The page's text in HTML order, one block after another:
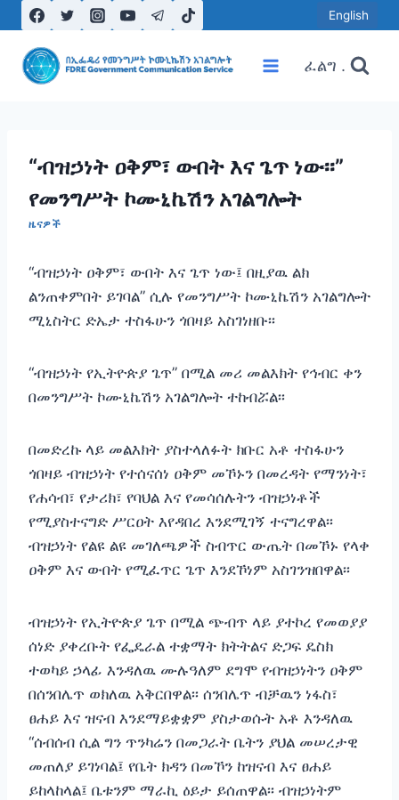
to
content
English
ፈልግ .
“ብዝኃነት ዐቅም፣ ውበት እና ጌጥ ነው፡፡”
የመንግሥት ኮሙኒኬሽን አገልግሎት
ዜናዎች
“ብዝኃነት ዐቅም፣ ውበት እና ጌጥ ነው፤ በዚያዉ ልክ
ልንጠቀምበት ይገባል” ሲሉ የመንግሥት ኮሙኒኬሽን አገልግሎት
ሚኒስትር ድኤታ ተስፋሁን ጎበዛይ አስገነዘቡ፡፡
“ብዝኃነት የኢትዮጵያ ጌጥ” በሚል መሪ መልእክት የኅብር ቀን
በመንግሥት ኮሙኒኬሽን አገልግሎት ተከብሯል፡፡
በመድረኩ ላይ መልእክት ያስተላለፉት ክቡር አቶ ተስፋሁን
ጎበዛይ ብዝኃነት የተሰናሰነ ዐቅም መኾኑን በመረዳት የማንነት፣
የሐሳብ፣ የታሪክ፣ የባህል እና የመሳሰሉትን ብዝኃነቶች
የሚያስተናግድ ሥርዐት እየዳበረ እንደሚገኝ ተናግረዋል፡፡
ብዝኃነት የልዩ ልዩ መገለጫዎች ስብጥር ውጤት በመኾኑ የላቀ
ዐቅም እና ውበት የሚፈጥር ጌጥ እንደኾነም አስገንዝበዋል፡፡
ብዝኃነት የኢትዮጵያ ጌጥ በሚል ጭብጥ ላይ ያተኮረ የመወያያ
ሰነድ ያቀረቡት የፌዴራል ተቋማት ክትትልና ድጋፍ ዴስክ
ተወካይ ኃላፊ እንዳለዉ ሙሉዓለም ደግሞ የብዝኃነትን ዐቅም
በሰንበሌጥ ወክለዉ አቅርበዋል፡፡ ሰንበሌጥ ብቻዉን ነፋስ፣
ፀሐይ እና ዝናብ እንደማይቋቋም ያስታወሱት አቶ እንዳለዉ
“ሰብሰብ ሲል ግን ጥንካሬን በመጋራት ቤትን ያህል መሠረታዊ
መጠለያ ይገነባል፤ የቤት ክዳን በመኾን ከዝናብ እና ፀሐይ
ይከላከላል፤ ቤቱንም ማራኪ ዕይታ ይሰጠዋል፡፡ ብዝኃነትም